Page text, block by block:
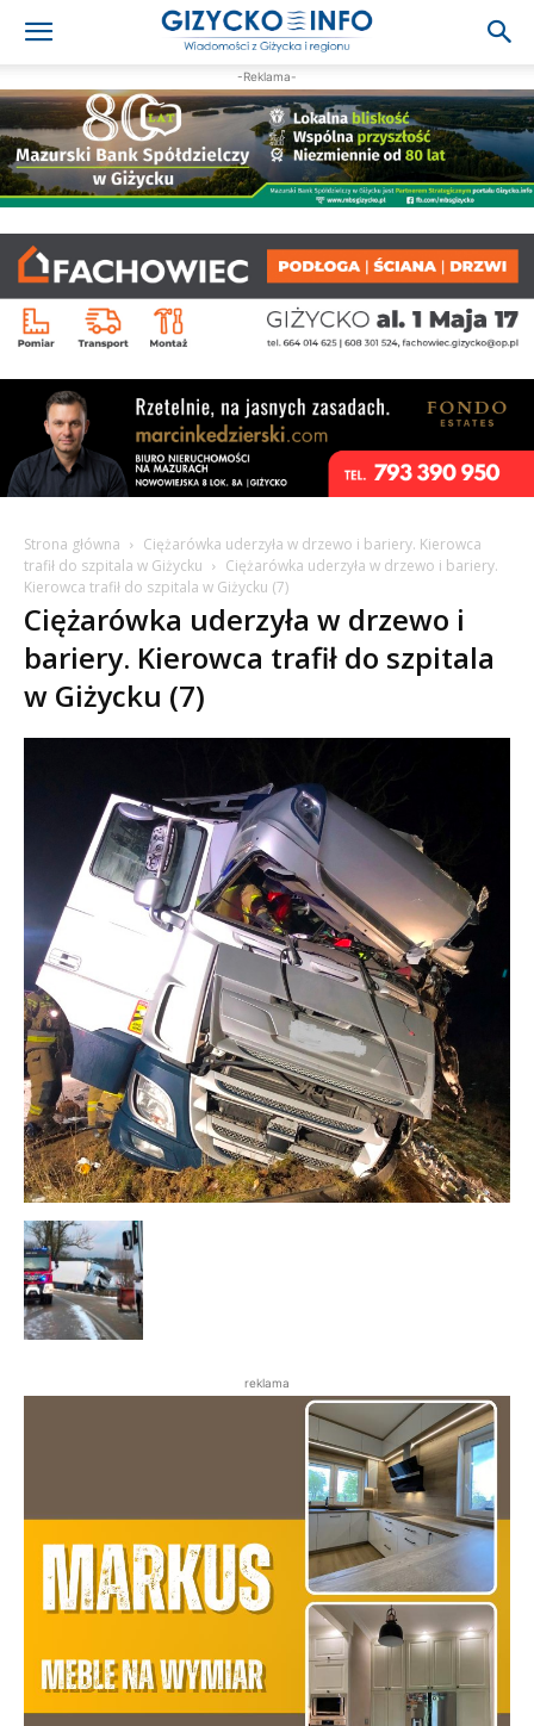
-Reklama-
Strona główna
Ciężarówka uderzyła w drzewo i bariery. Kierowca
trafił do szpitala w Giżycku
Ciężarówka uderzyła w drzewo i bariery.
Kierowca trafił do szpitala w Giżycku (7)
Ciężarówka uderzyła w drzewo i
bariery. Kierowca trafił do szpitala
w Giżycku (7)
reklama